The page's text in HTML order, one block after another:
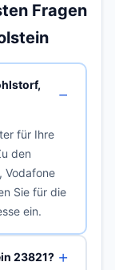
Fragen
für Ihre
den
Vodafone
Sie für die
ein.
23821?